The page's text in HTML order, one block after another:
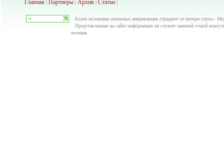
| | | |
Более половины пожилых американцев страдают от потери слуха -
Представленная на сайте информация не служит заменой очной
лечения.